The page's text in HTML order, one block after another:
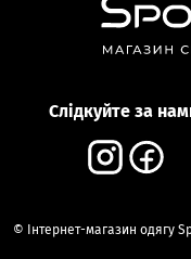
Слідкуйте за
© Інтернет-магазин одягу